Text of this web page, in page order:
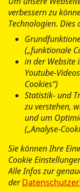
ASB-Schulen
BayZBE
Erste-Hilfe-
Erste Hilfe
verbessern zu
Technologien.
(„funktionale
in der Website
Youtube-
Cookies“)
Statistik- und
zu verstehen,
und um
(„Analyse-
Sie können Ihre
Cookie
Alle Infos zur
der